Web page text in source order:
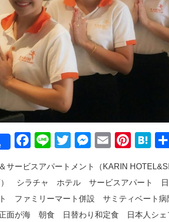
Facebook
LineTwitterMessenger
Email
サービスアパートメント（KARIN
） シラチャ ホテル サービスアパート
ファミリーマート併設 サミティベート
面が海 朝食 日替わり和定食 日本人シェ